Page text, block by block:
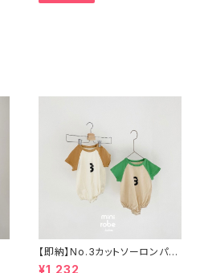
【即納】No.3カットソーロンパー
ス
¥1,232